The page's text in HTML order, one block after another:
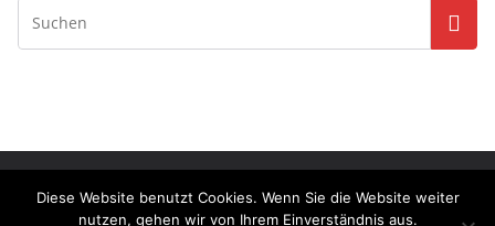
Copyright © 2026Feuerwehr Waldenburg. Alle Rechte
vorbehalten.
Diese Website benutzt Cookies. Wenn Sie die Website weiter
nutzen, gehen wir von Ihrem Einverständnis aus.